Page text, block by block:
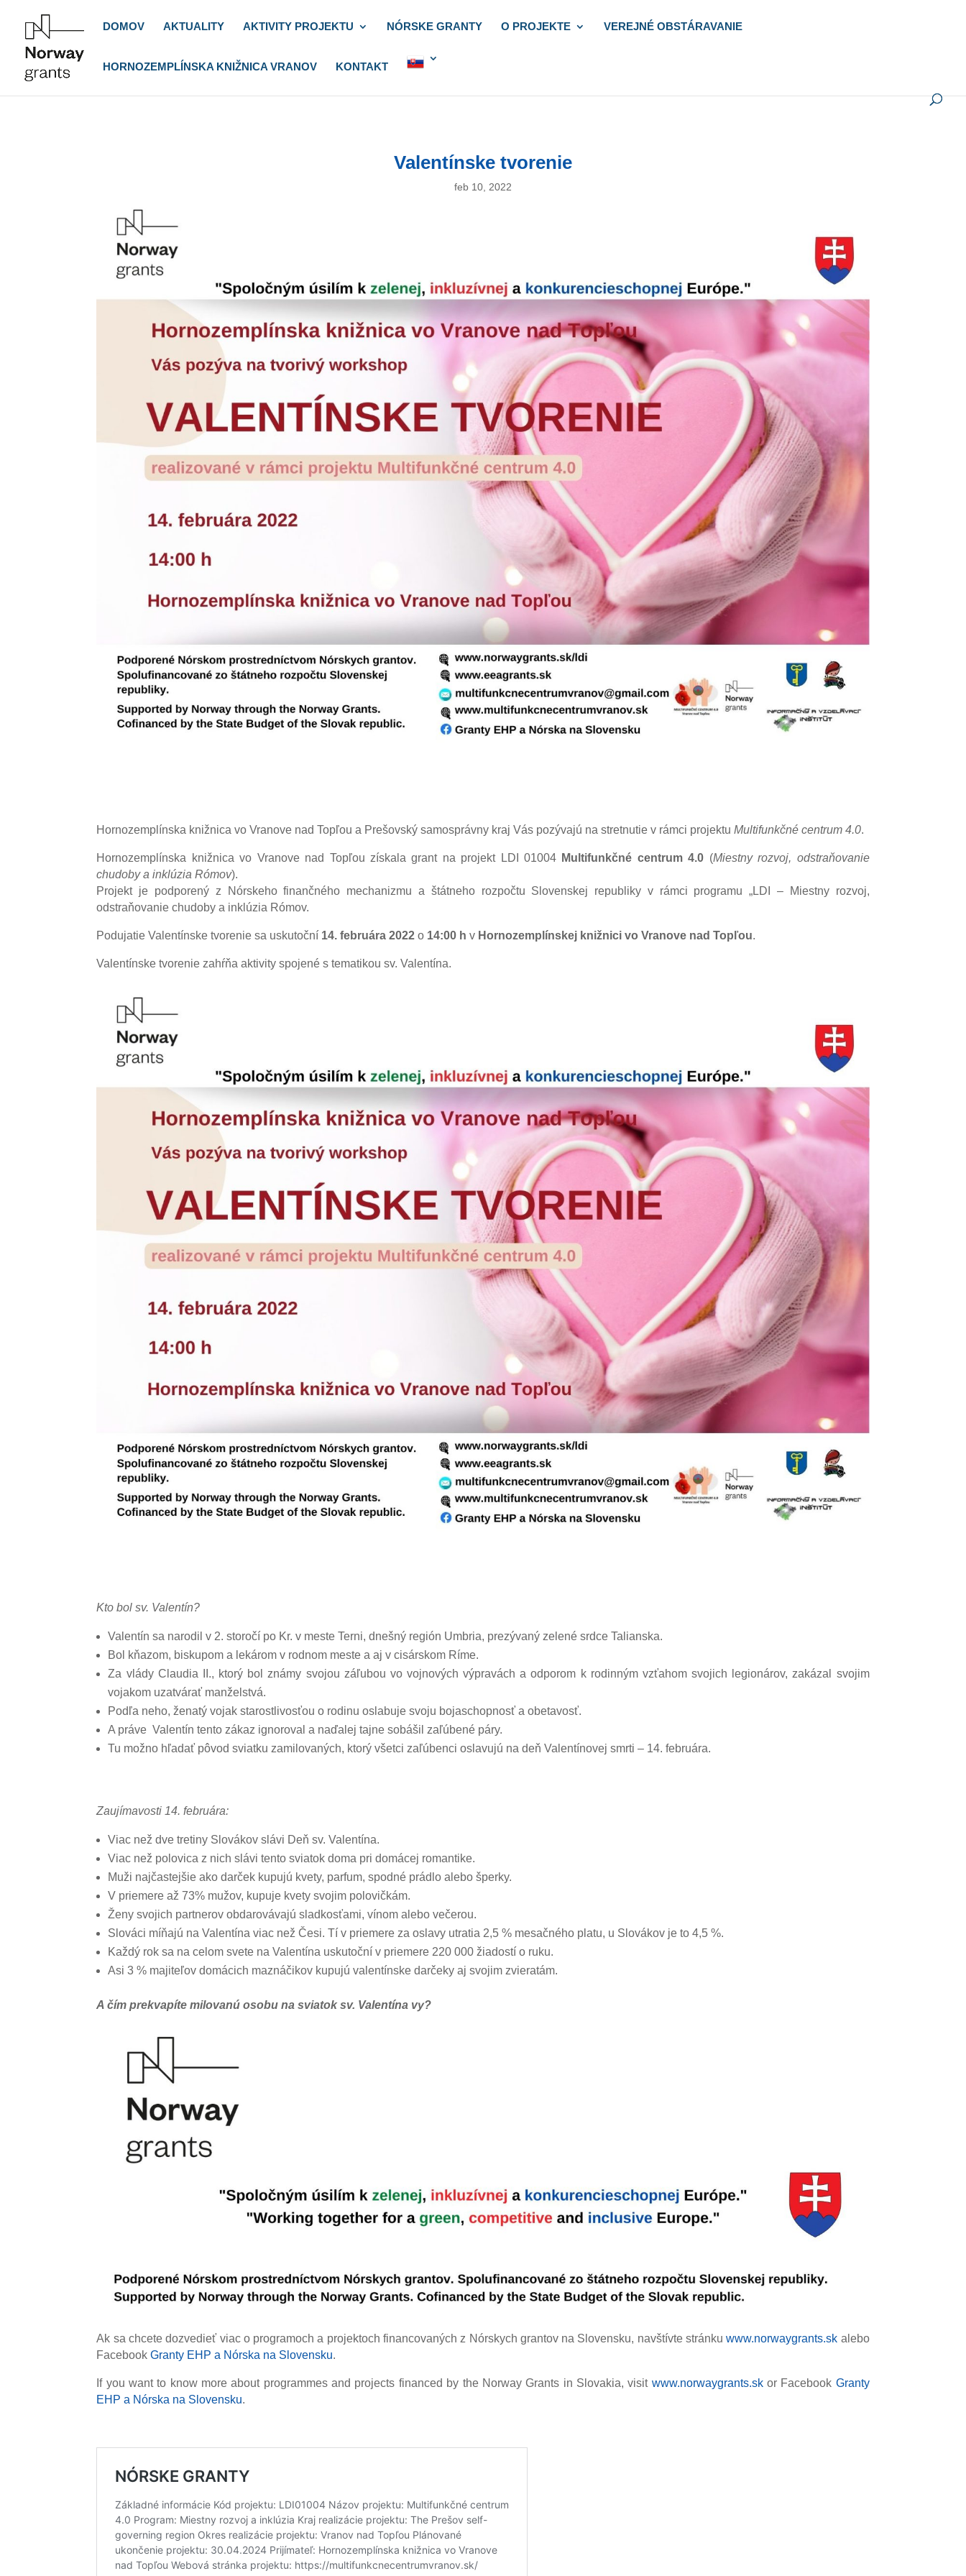
DOMOV AKTUALITY AKTIVITY PROJEKTU NÓRSKE GRANTY O PROJEKTE VEREJNÉ OBSTÁRAVANIE
HORNOZEMPLÍNSKA KNIŽNICA VRANOV KONTAKT
Valentínske tvorenie
feb 10, 2022
Hornozemplínska knižnica vo Vranove nad Topľou a Prešovský samosprávny kraj Vás pozývajú na stretnutie v rámci projektuMultifunkčné centrum 4.0.
Hornozemplínska knižnica vo Vranove nad Topľou získala grant na projekt LDI 01004 Multifunkčné centrum 4.0 (Miestny rozvoj, odstraňovanie
chudoby a inklúzia Rómov).
Projekt je podporený z Nórskeho finančného mechanizmu a štátneho rozpočtu Slovenskej republiky v rámci programu „LDI – Miestny rozvoj,
odstraňovanie chudoby a inklúzia Rómov.
Podujatie Valentínske tvorenie sa uskutoční 14. februára 2022 o 14:00 h v Hornozemplínskej knižnici vo Vranove nad Topľou.
Valentínske tvorenie zahŕňa aktivity spojené s tematikou sv. Valentína.
Kto bol sv. Valentín?
Valentín sa narodil v 2. storočí po Kr. v meste Terni, dnešný región Umbria, prezývaný zelené srdce Talianska.
Bol kňazom, biskupom a lekárom v rodnom meste a aj v cisárskom Ríme.
Za vlády Claudia II., ktorý bol známy svojou záľubou vo vojnových výpravách a odporom k rodinným vzťahom svojich legionárov, zakázal svojim
vojakom uzatvárať manželstvá.
Podľa neho, ženatý vojak starostlivosťou o rodinu oslabuje svoju bojaschopnosť a obetavosť.
A práve Valentín tento zákaz ignoroval a naďalej tajne sobášil zaľúbené páry.
Tu možno hľadať pôvod sviatku zamilovaných, ktorý všetci zaľúbenci oslavujú na deň Valentínovej smrti – 14. februára.
Zaujímavosti 14. februára:
Viac než dve tretiny Slovákov slávi Deň sv. Valentína.
Viac než polovica z nich slávi tento sviatok doma pri domácej romantike.
Muži najčastejšie ako darček kupujú kvety, parfum, spodné prádlo alebo šperky.
V priemere až 73% mužov, kupuje kvety svojim polovičkám.
Ženy svojich partnerov obdarovávajú sladkosťami, vínom alebo večerou.
Slováci míňajú na Valentína viac než Česi. Tí v priemere za oslavy utratia 2,5 % mesačného platu, u Slovákov je to 4,5 %.
Každý rok sa na celom svete na Valentína uskutoční v priemere 220 000 žiadostí o ruku.
Asi 3 % majiteľov domácich maznáčikov kupujú valentínske darčeky aj svojim zvieratám.
A čím prekvapíte milovanú osobu na sviatok sv. Valentína vy?
Ak sa chcete dozvedieť viac o programoch a projektoch financovaných z Nórskych grantov na Slovensku, navštívte stránkuwww.norwaygrants.sk alebo
FacebookGranty EHP a Nórska na Slovensku.
If you want to know more about programmes and projects financed by the Norway Grants in Slovakia, visit www.norwaygrants.skor Facebook Granty
EHP a Nórska na Slovensku.